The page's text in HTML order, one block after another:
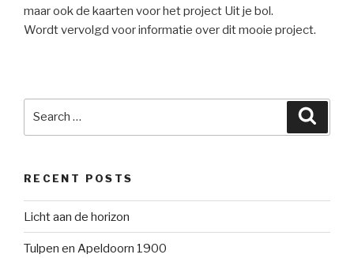
maar ook de kaarten voor het project Uit je bol.
Wordt vervolgd voor informatie over dit mooie project.
RECENT POSTS
Licht aan de horizon
Tulpen en Apeldoorn 1900